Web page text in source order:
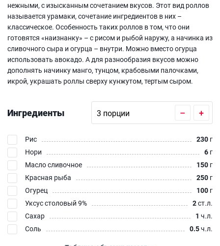
нежными, с изысканным сочетанием вкусов. Этот вид роллов
называется урамаки, сочетание ингредиентов в них –
классическое. Особенность таких роллов в том, что они
готовятся «наизнанку» – с рисом и рыбой наружу, а начинка из
сливочного сыра и огурца – внутри. Можно вместо огурца
использовать авокадо. А для разнообразия вкусов можно
дополнять начинку манго, тунцом, крабовыми палочками,
икрой, украшать роллы сверху кунжутом, тертым сыром.
Ингредиенты – +
Рис 230 г
Нори
6 г
Масло сливочное
150 г
Красная рыба
250 г
Огурец
100 г
Уксус столовый 9%
2ст.л.
Сахар
1 ч.л.
Соль
0.5ч.л.